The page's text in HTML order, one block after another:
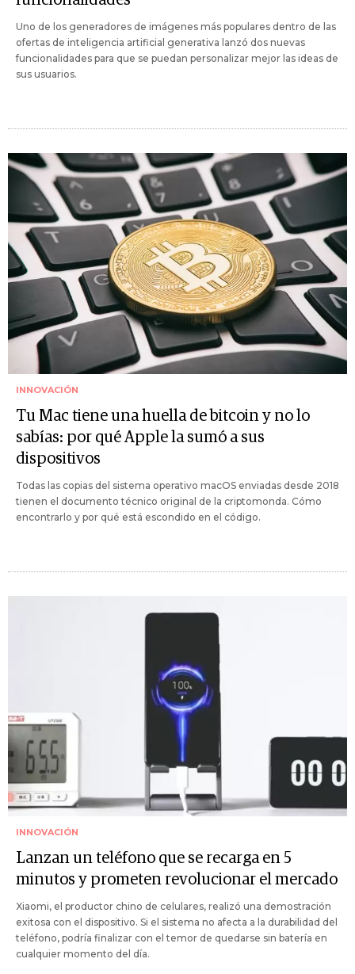
Uno de los generadores de imágenes más populares dentro de las
ofertas de inteligencia artificial generativa lanzó dos nuevas
funcionalidades para que se puedan personalizar mejor las ideas de
sus usuarios.
INNOVACIÓN
Tu Mac tiene una huella de bitcoin y no lo
sabías: por qué Apple la sumó a sus
dispositivos
Todas las copias del sistema operativo macOS enviadas desde 2018
tienen el documento técnico original de la criptomonda. Cómo
encontrarlo y por qué está escondido en el código.
INNOVACIÓN
Lanzan un teléfono que se recarga en 5
minutos y prometen revolucionar el mercado
Xiaomi, el productor chino de celulares, realizó una demostración
exitosa con el dispositivo. Si el sistema no afecta a la durabilidad del
teléfono, podría finalizar con el temor de quedarse sin batería en
cualquier momento del día.